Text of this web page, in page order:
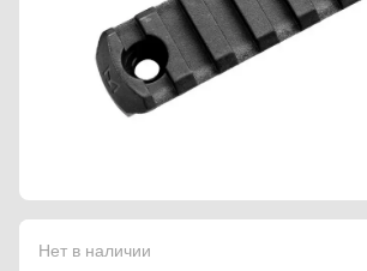
Нет в наличии